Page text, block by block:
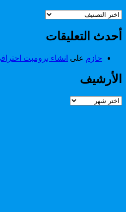
تصنيفات
أحدث التعليقات
حازم على انشاء برومبت
الأرشيف
الأرشيف